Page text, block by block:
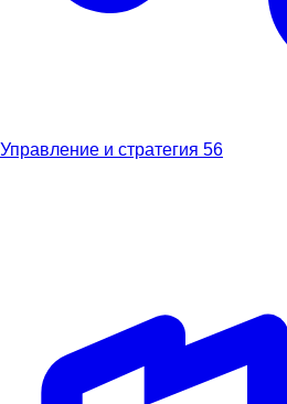
Управление и стратегия 56